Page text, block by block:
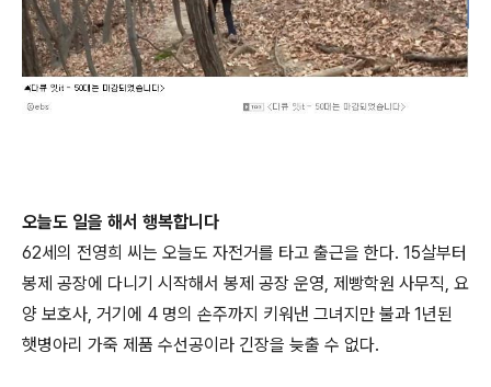
오늘도 일을 해서 행복합니다
62세의 전영희 씨는 오늘도 자전거를 타고 출근을 한다. 15살부터
봉제 공장에 다니기 시작해서 봉제 공장 운영, 제빵학원 사무직, 요
양 보호사, 거기에 4 명의 손주까지 키워낸 그녀지만 불과 1년된
햇병아리 가죽 제품 수선공이라 긴장을 늦출 수 없다.